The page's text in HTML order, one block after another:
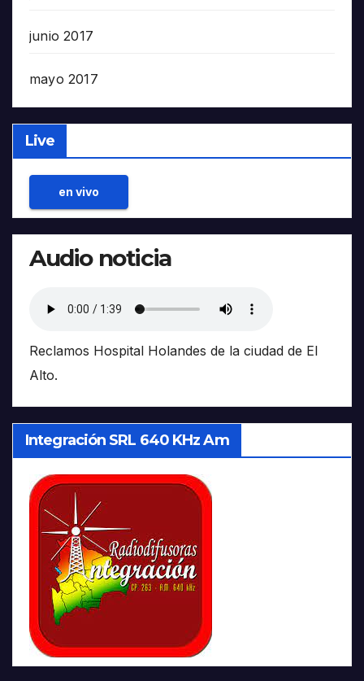
junio 2017
mayo 2017
Live
en vivo
Audio noticia
Reclamos Hospital Holandes de la ciudad de El
Alto.
Integración SRL 640 KHz Am